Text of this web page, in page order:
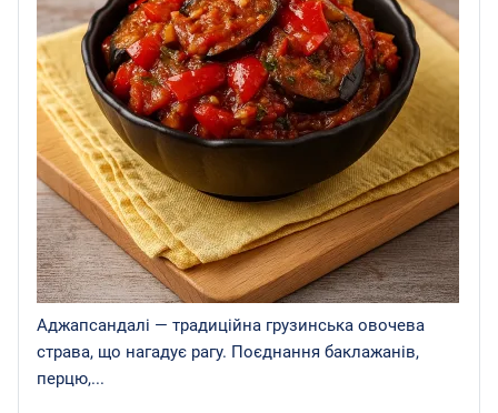
Аджапсандалі — традиційна грузинська овочева
страва, що нагадує рагу. Поєднання баклажанів,
перцю,...